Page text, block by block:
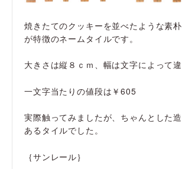
焼きたてのクッキーを並べたような素
が特徴のネームタイルです。
大きさは縦８ｃｍ、幅は文字によって違
一文字当たりの値段は￥605
実際触ってみましたが、ちゃんとした
あるタイルでした。
｛サンレール｝